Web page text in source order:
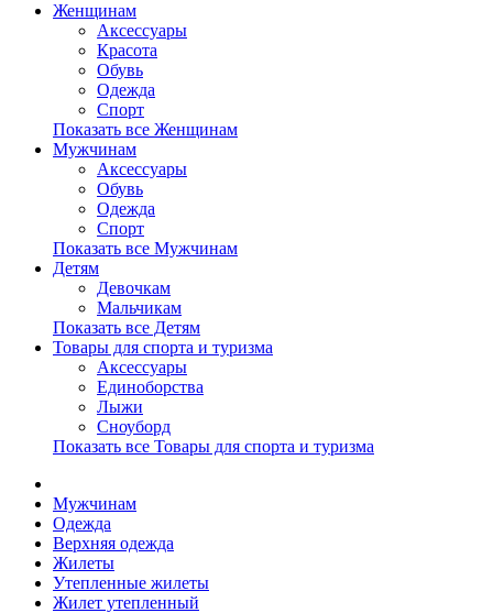
Женщинам
Аксессуары
Красота
Обувь
Одежда
Спорт
Показать все Женщинам
Мужчинам
Аксессуары
Обувь
Одежда
Спорт
Показать все Мужчинам
Детям
Девочкам
Мальчикам
Показать все Детям
Товары для спорта и туризма
Аксессуары
Единоборства
Лыжи
Сноуборд
Показать все Товары для спорта и туризма
Мужчинам
Одежда
Верхняя одежда
Жилеты
Утепленные жилеты
Жилет утепленный